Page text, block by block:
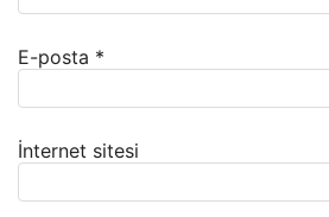
E-posta *
İnternet sitesi